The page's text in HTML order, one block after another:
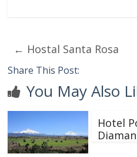
← Hostal Santa Rosa
Share This Post:
You May Also
Hotel